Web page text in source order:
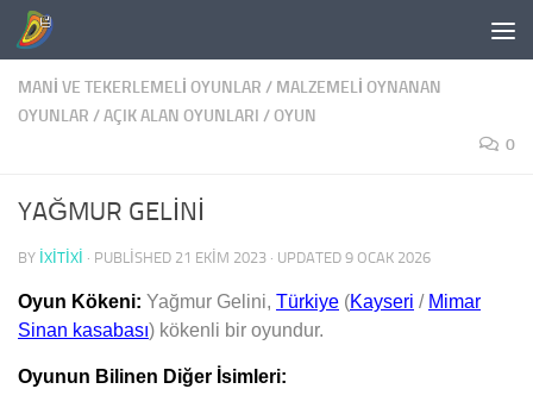
Skip to content
MANI VE TEKERLEMELI OYUNLAR / MALZEMELI OYNANAN
OYUNLAR /AÇIK ALAN OYUNLARI /OYUN
0
YAĞMUR GELİNİ
BY IXITIXI · PUBLISHED 21 EKIM 2023 · UPDATED 9 OCAK 2026
Oyun Kökeni: Yağmur Gelini, Türkiye (Kayseri / Mimar
Sinan kasabası) kökenli bir oyundur.
Oyunun Bilinen Diğer İsimleri: